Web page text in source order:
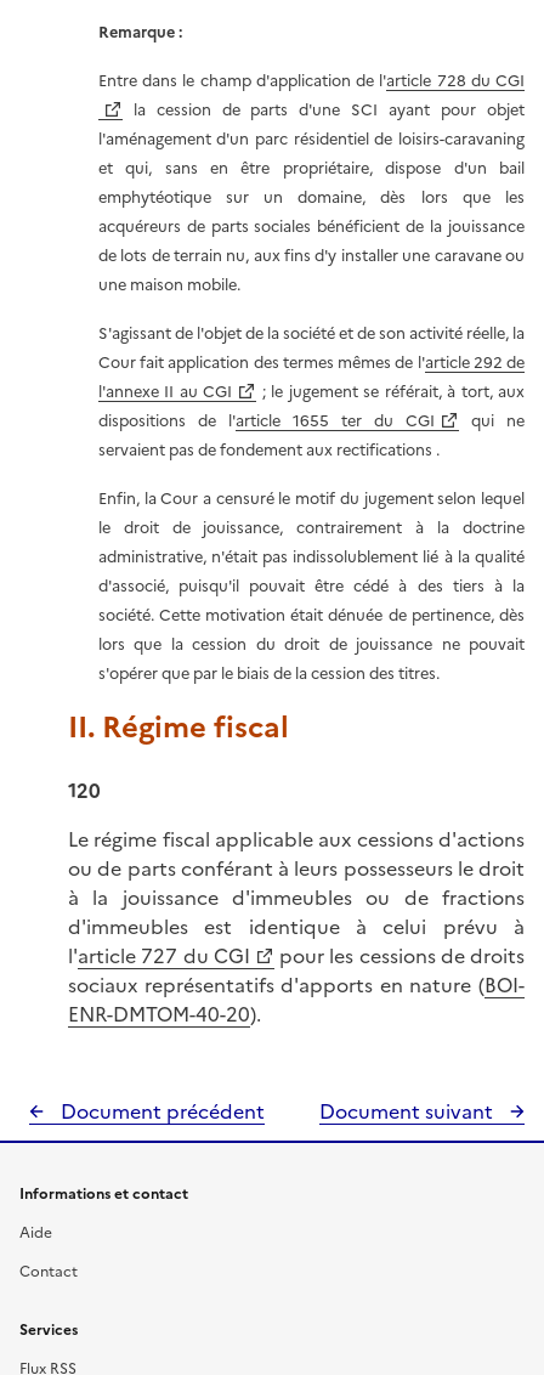
Remarque :
Entre dans le champ d'application de l'article 728 du CGI
la cession de parts d'une SCI ayant pour objet
l'aménagement d'un parc résidentiel de loisirs-caravaning
et qui, sans en être propriétaire, dispose d'un bail
emphytéotique sur un domaine, dès lors que les
acquéreurs de parts sociales bénéficient de la jouissance
de lots de terrain nu, aux fins d'y installer une caravane ou
une maison mobile.
S'agissant de l'objet de la société et de son activité réelle, la
Cour fait application des termes mêmes de l'article 292 de
l'annexe II au CGI
; le jugement se référait, à tort, aux
dispositions de l'article 1655 ter du CGI
qui ne
servaient pas de fondement aux rectifications .
Enfin, la Cour a censuré le motif du jugement selon lequel
le droit de jouissance, contrairement à la doctrine
administrative, n'était pas indissolublement lié à la qualité
d'associé, puisqu'il pouvait être cédé à des tiers à la
société. Cette motivation était dénuée de pertinence, dès
lors que la cession du droit de jouissance ne pouvait
s'opérer que par le biais de la cession des titres.
II. Régime fiscal
120
Le régime fiscal applicable aux cessions d'actions
ou de parts conférant à leurs possesseurs le droit
à la jouissance d'immeubles ou de fractions
d'immeubles est identique à celui prévu à
l'article 727 du CGI
pour les cessions de droits
sociaux représentatifs d'apports en nature (BOI-
ENR-DMTOM-40-20).
Document précédent Document suivant
Informations et contact
Aide
Contact
Services
Flux RSS